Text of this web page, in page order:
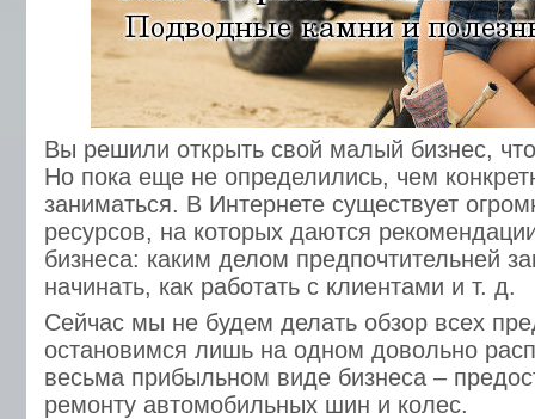
Вы решили открыть свой малый бизнес,
Но пока еще не определились, чем
заниматься. В Интернете существует
ресурсов, на которых даются
бизнеса: каким делом предпочтительней
начинать, как работать с клиентами и т. д.
Сейчас мы не будем делать обзор всех
остановимся лишь на одном довольно
весьма прибыльном виде бизнеса –
ремонту автомобильных шин и колес.